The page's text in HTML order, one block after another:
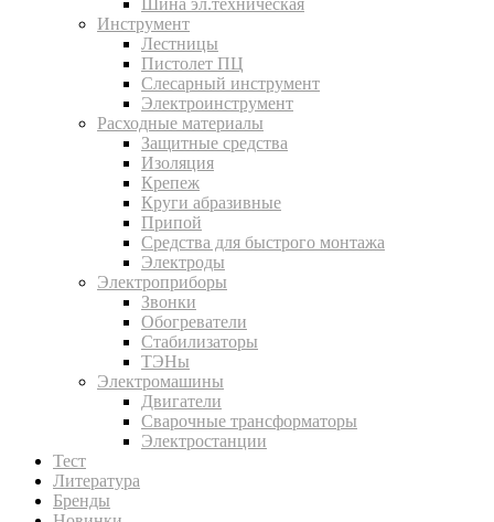
Шина эл.техническая
Инструмент
Лестницы
Пистолет ПЦ
Слесарный инструмент
Электроинструмент
Расходные материалы
Защитные средства
Изоляция
Крепеж
Круги абразивные
Припой
Средства для быстрого монтажа
Электроды
Электроприборы
Звонки
Обогреватели
Стабилизаторы
ТЭНы
Электромашины
Двигатели
Сварочные трансформаторы
Электростанции
Тест
Литература
Бренды